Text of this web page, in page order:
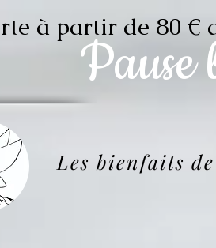
Pause
à partir de 80 €
Les bienfaits